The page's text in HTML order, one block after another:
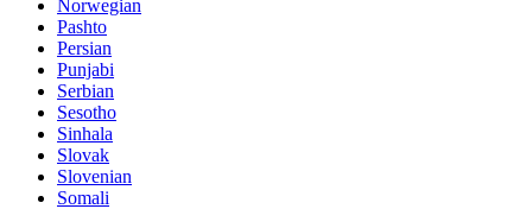
Norwegian
Pashto
Persian
Punjabi
Serbian
Sesotho
Sinhala
Slovak
Slovenian
Somali